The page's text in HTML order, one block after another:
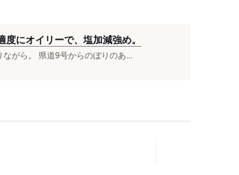
にオイリーで、塩加減強め。
がら。 県道9号からのぼりのあ...